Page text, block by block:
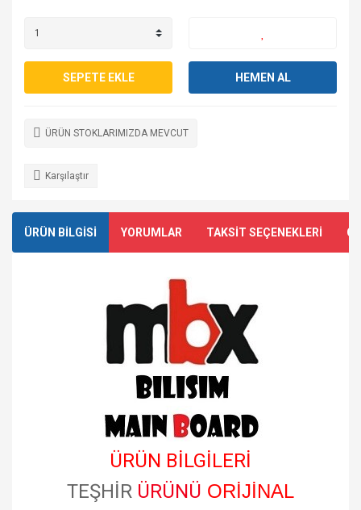
SEPETE EKLE HEMEN AL
ÜRÜN STOKLARIMIZDA MEVCUT
Karşılaştır
ÜRÜN BİLGİSİ YORUMLAR TAKSİT SEÇENEKLERİ
ÜRÜN BİLGİLERİ
TEŞHİR ÜRÜNÜ ORİJİNAL